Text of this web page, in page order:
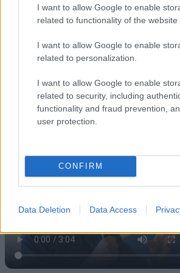
I want to allow Google to enable
related to functionality of the website
I want to allow Google to enable
related to personalization.
I want to allow Google to enable
related to security, including
functionality and fraud prevention,
user protection.
CONFIRM
Data Deletion Data Access
spiegato che erano
Giuseppe Inchingolo, Chief
Communication & Sustainability
Gruppo Ferrovie dello Stato
Nicolaporro.it: "La
disintermediato il flusso
Marco Leardi